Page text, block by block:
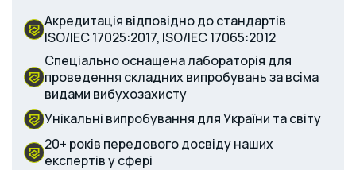
Акредитація відповідно до стандартів
ISO/IEC 17025:2017, ISO/IEC 17065:2012
Спеціально оснащена лабораторія для
проведення складних випробувань за всіма
видами вибухозахисту
Унікальні випробування для України та світу
20+ років передового досвіду наших
експертів у сфері